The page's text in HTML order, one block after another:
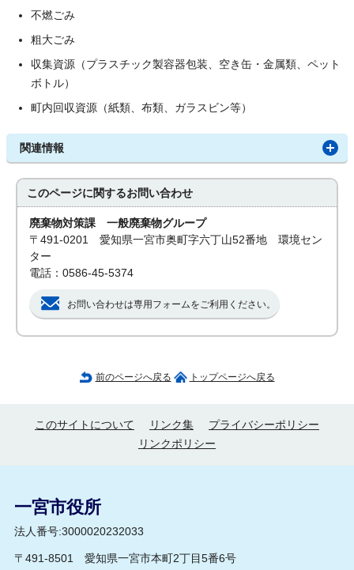
不燃ごみ
粗大ごみ
収集資源（プラスチック製容器包装、空き缶・金属類、ペット
ボトル）
町内回収資源（紙類、布類、ガラスビン等）
関連情報
このページに関するお問い合わせ
廃棄物対策課 一般廃棄物グループ
〒491-0201 愛知県一宮市奥町字六丁山52番地 環境セン
ター
電話：0586-45-5374
お問い合わせは専用フォームをご利用ください。
前のページへ戻る トップページへ戻る
このサイトについて リンク集
プライバシーポリシー
リンクポリシー
一宮市役所
法人番号:3000020232033
〒491-8501 愛知県一宮市本町2丁目5番6号